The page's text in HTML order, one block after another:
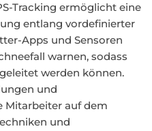
Tracking ermöglicht eine
entlang vordefinierter
Apps und Sensoren
warnen, sodass
werden können.
und
Mitarbeiter auf dem
und